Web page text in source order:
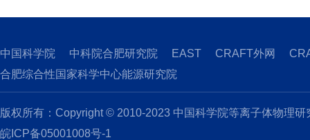
中国科学院 中科院合肥研究院 EAST CRAFT外网
合肥综合性国家科学中心能源研究院
版权所有：Copyright © 2010-2023 中国科学院等离子体物理
皖ICP备05001008号-1